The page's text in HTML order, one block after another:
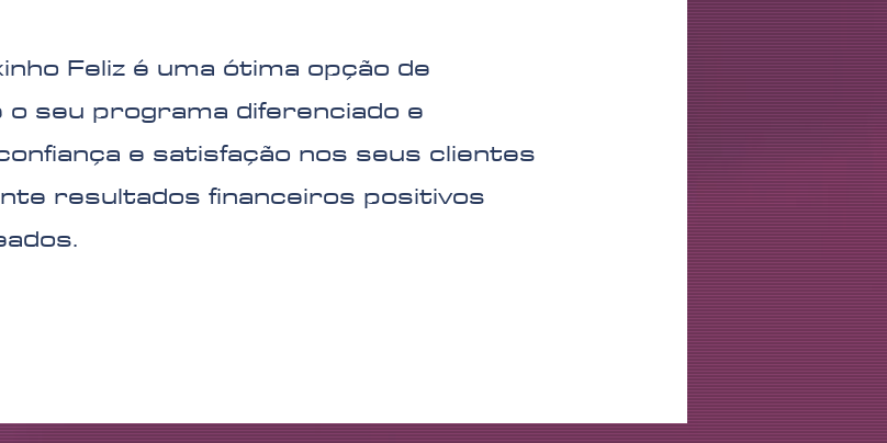
Feliz é uma ótima opção de
seu programa diferenciado e
e satisfação nos seus clientes
resultados financeiros positivos